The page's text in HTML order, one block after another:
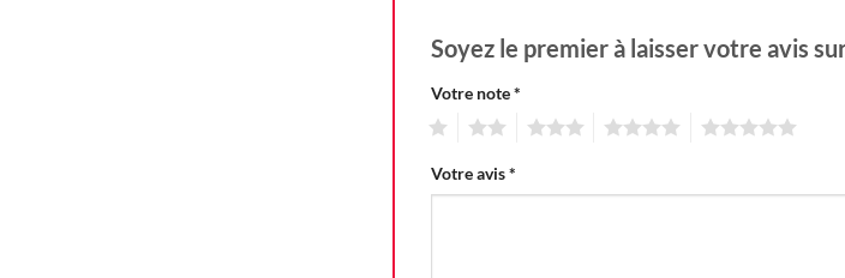
Soyez le premier à laisser votre avis
Votre note*
Votre avis*